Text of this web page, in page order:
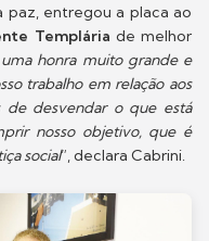
paz, entregou a placa ao
Templária de melhor
uma honra muito grande e
trabalho em relação aos
de desvendar o que está
nosso objetivo, que é
social”, declara Cabrini.